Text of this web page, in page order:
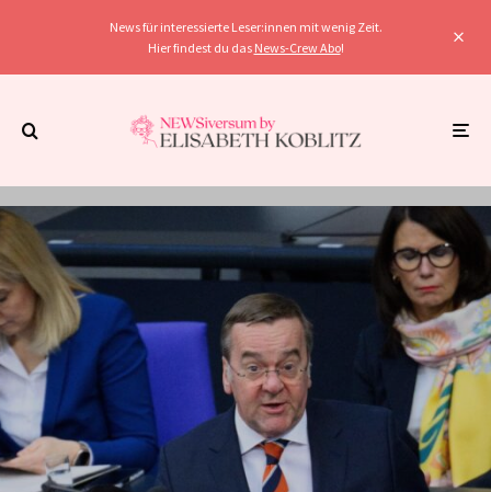
News für interessierte Leser:innen mit wenig Zeit.
Hier findest du das News-Crew Abo!